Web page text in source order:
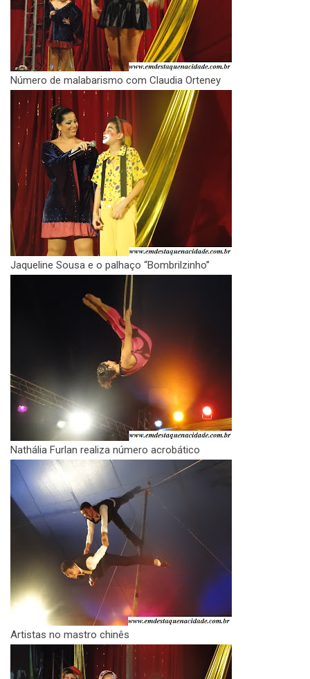
Número de malabarismo com Claudia Orteney
Jaqueline Sousa e o palhaço “Bombrilzinho”
Nathália Furlan realiza número acrobático
Artistas no mastro chinês